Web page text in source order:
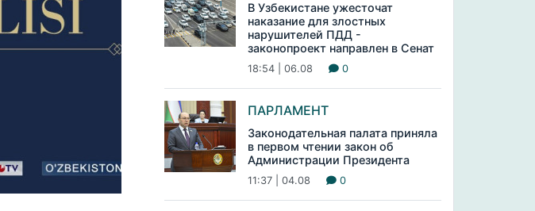
В Узбекистане ужесточат
наказание для злостных
нарушителей ПДД -
законопроект направлен в Сенат
18:54 | 06.08 0
ПАРЛАМЕНТ
Законодательная палата приняла
в первом чтении закон об
Администрации Президента
11:37 | 04.08 0